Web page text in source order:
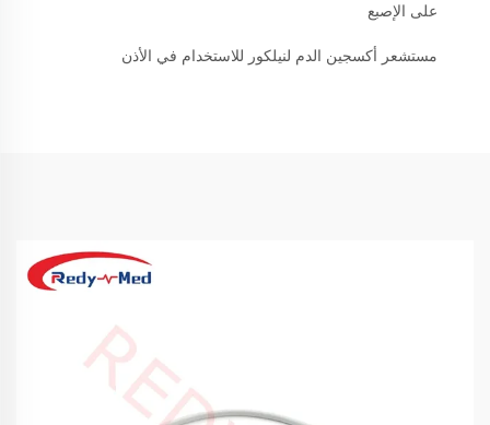
على الإصبع
مستشعر أكسجين الدم لنيلكور للاستخدام في الأذن